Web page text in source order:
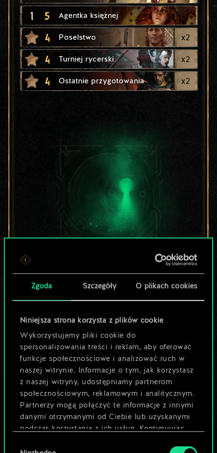
Zgoda Szczegóły O plikach cookies
Niniejsza strona korzysta z plików cookie
Wykorzystujemy pliki cookie do
spersonalizowania treści i reklam, aby oferować
funkcje społecznościowe i analizować ruch w
naszej witrynie. Informacje o tym, jak korzystasz
z naszej witryny, udostępniamy partnerom
społecznościowym, reklamowym i analitycznym.
Partnerzy mogą połączyć te informacje z innymi
danymi otrzymanymi od Ciebie lub uzyskanymi
podczas korzystania z ich usług. Kontynuując
1 5 Agentka księżnej
4 Poselstwo x2
4 Turniej rycerski x2
4 Ostatnie przygotowania x2
Lubisz grać tą talią?
Pomóż społeczności
odkryć jej
potencjał!
Nazwij talię i opisz swoją strategię
Edytuj talię
LUB